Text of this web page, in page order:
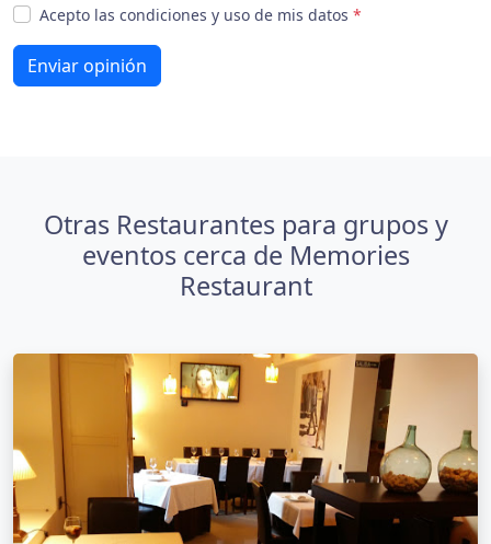
Acepto las condiciones y uso de mis datos *
Enviar opinión
Otras Restaurantes para grupos y
eventos cerca de Memories
Restaurant